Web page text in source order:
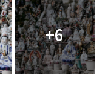
+6